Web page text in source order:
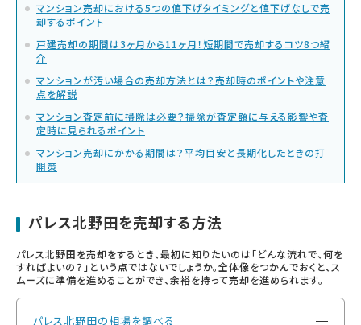
マンション売却における5つの値下げタイミングと値下げなしで売
却するポイント
戸建売却の期間は3ヶ月から11ヶ月！短期間で売却するコツ8つ紹
介
マンションが汚い場合の売却方法とは？売却時のポイントや注意
点を解説
マンション査定前に掃除は必要？掃除が査定額に与える影響や査
定時に見られるポイント
マンション売却にかかる期間は？平均目安と長期化したときの打
開策
パレス北野田を売却する方法
パレス北野田を売却をするとき、最初に知りたいのは「どんな流れで、何を
すればよいの？」という点ではないでしょうか。全体像をつかんでおくと、ス
ムーズに準備を進めることができ、余裕を持って売却を進められます。
パレス北野田の相場を調べる